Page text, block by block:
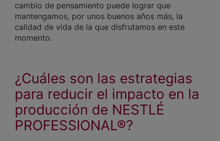
cambio de pensamiento puede lograr que
mantengamos, por unos buenos años más, la
calidad de vida de la que disfrutamos en este
momento.
¿Cuáles son las estrategias
para reducir el impacto en la
producción de NESTLÉ
PROFESSIONAL®?